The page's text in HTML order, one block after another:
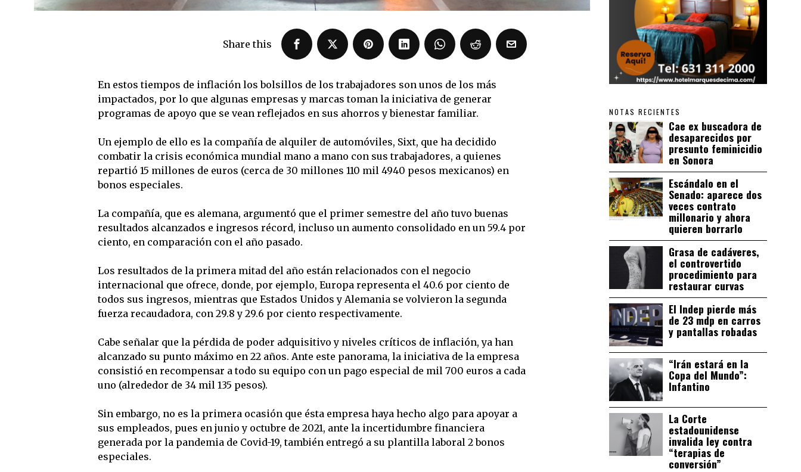
Share this
En estos tiempos de inflación los bolsillos de los trabajadores son unos de los más
impactados, por lo que algunas empresas y marcas toman la iniciativa de generar
programas de apoyo que se vean reflejados en sus ahorros y bienestar familiar.
Un ejemplo de ello es la compañía de alquiler de automóviles, Sixt, que ha decidido
combatir la crisis económica mundial mano a mano con sus trabajadores, a quienes
repartió 15 millones de euros (cerca de 30 millones 110 mil 4940 pesos mexicanos) en
bonos especiales.
La compañía, que es alemana, argumentó que el primer semestre del año tuvo buenas
resultados alcanzados e ingresos récord, incluso un aumento consolidado en un 59.4 por
ciento, en comparación con el año pasado.
Los resultados de la primera mitad del año están relacionados con el negocio
internacional que ofrece, donde, por ejemplo, Europa representa el 40.6 por ciento de
todos sus ingresos, mientras que Estados Unidos y Alemania se volvieron la segunda
fuerza recaudadora, con 29.8 y 29.6 por ciento respectivamente.
Cabe señalar que la pérdida de poder adquisitivo y niveles críticos de inflación, ya han
alcanzado su punto máximo en 22 años. Ante este panorama, la iniciativa de la empresa
consistió en recompensar a todo su equipo con un pago especial de mil 700 euros a cada
uno (alrededor de 34 mil 135 pesos).
Sin embargo, no es la primera ocasión que ésta empresa haya hecho algo para apoyar a
sus empleados, pues en junio y octubre de 2021, ante la incertidumbre financiera
generada por la pandemia de Covid-19, también entregó a su plantilla laboral 2 bonos
especiales.
NOTAS RECIENTES
Cae ex buscadora de
desaparecidos por
presunto feminicidio
en Sonora
Escándalo en el
Senado: aparece dos
veces contrato
millonario y ahora
quieren borrarlo
Grasa de cadáveres,
el controvertido
procedimiento para
restaurar curvas
El Indep pierde más
de 23 mdp en carros
y pantallas robadas
“Irán estará en la
Copa del Mundo”:
Infantino
La Corte
estadounidense
invalida ley contra
“terapias de
conversión”